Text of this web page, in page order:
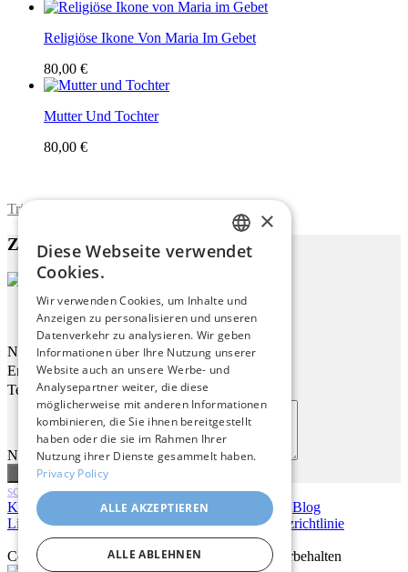
Religiöse Ikone Von Maria Im Gebet
80,00 €
Mutter Und Tochter
80,00 €
Trimite formularul
Zu diesem Werk
Auf Dem Stuhl Ruhen
Name
Email
Telefon
Nachricht
scroll
Kontakt
Über uns| Giclée Qualität Anmelden
Blog
Lieferbedingungen|Rückgaberecht|Datenschutzrichtlinie
Copyright © 2026Pastel Brush– Alle Rechte vorbehalten
ENGLISH
GERMAN
FRENCH
×
Diese Webseite verwendet
Cookies.
Wir verwenden Cookies, um Inhalte und
Anzeigen zu personalisieren und unseren
Datenverkehr zu analysieren. Wir geben
Informationen über Ihre Nutzung unserer
Website auch an unsere Werbe- und
Analysepartner weiter, die diese
möglicherweise mit anderen Informationen
kombinieren, die Sie ihnen bereitgestellt
haben oder die sie im Rahmen Ihrer
Nutzung ihrer Dienste gesammelt haben.
Privacy Policy
ALLE AKZEPTIEREN
ALLE ABLEHNEN